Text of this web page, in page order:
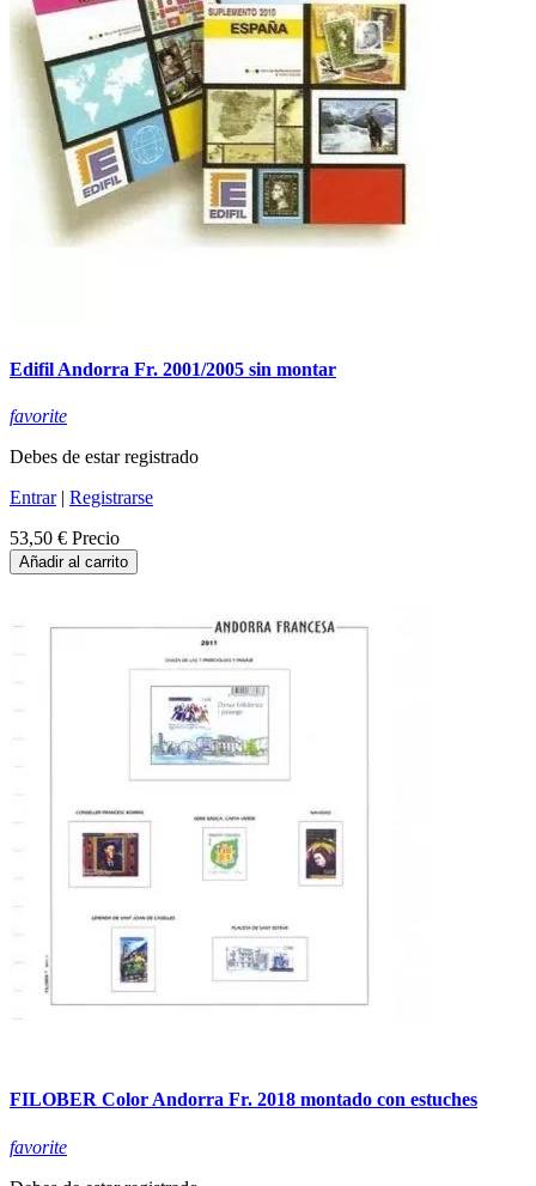
Edifil Andorra Fr. 2001/2005 sin montar
favorite
Debes de estar registrado
Entrar| Registrarse
53,50 € Precio
Añadir al carrito
FILOBER Color Andorra Fr. 2018 montado con estuches
favorite